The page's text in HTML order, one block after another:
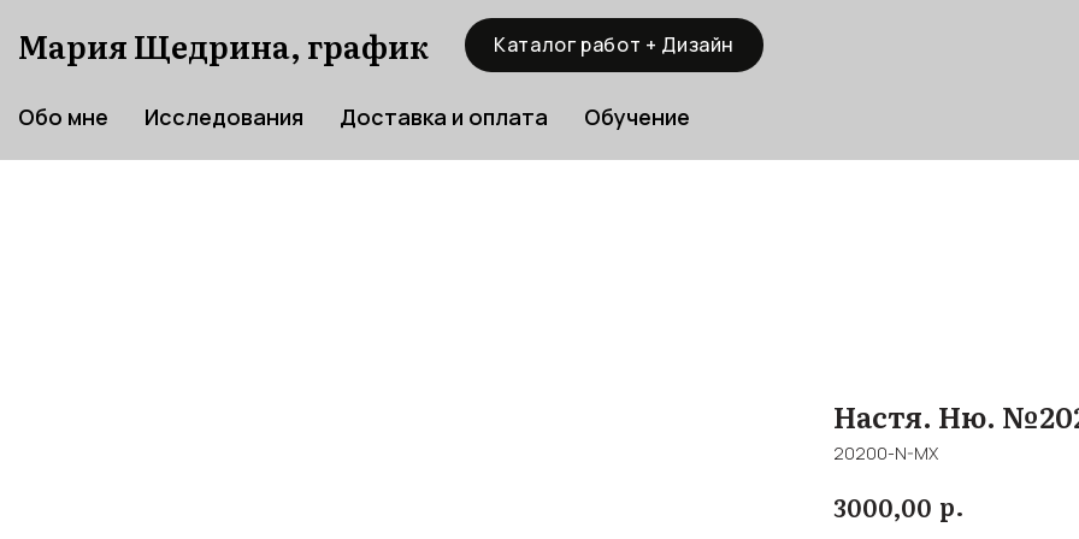
Мария Щедрина, график Каталог работ + Дизайн
Обо мне Исследования Доставка и оплата Обучение
Настя. Ню.
20200-N-MX
3000,00 р.